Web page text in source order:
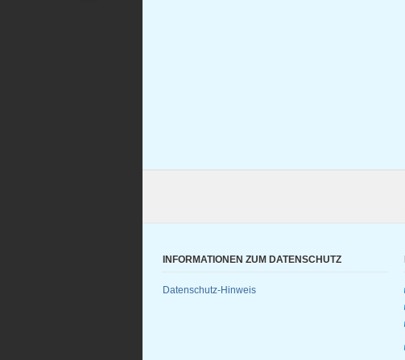
INFORMATIONEN ZUM DATENSCHUTZ
Datenschutz-Hinweis